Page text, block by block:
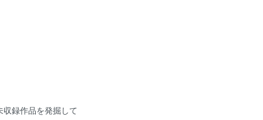
録作品を発掘して